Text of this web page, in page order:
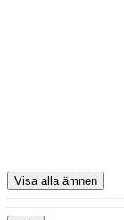
Visa alla ämnen